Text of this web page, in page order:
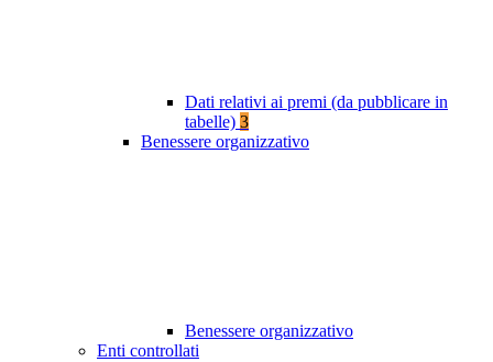
Dati relativi ai premi (da pubblicare in
tabelle) 3
Benessere organizzativo
Benessere organizzativo
Enti controllati